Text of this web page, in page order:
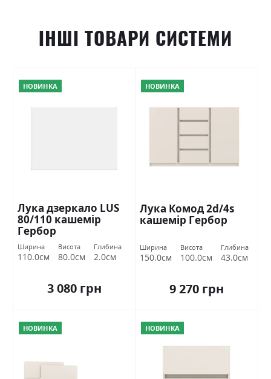
ІНШІ ТОВАРИ СИСТЕМИ
НОВИНКА
Лука дзеркало LUS
80/110 кашемір
Гербор
Ширина
110.0см
Висота
80.0см
Глибина
2.0см
3 080 грн
НОВИНКА
Лука Комод 2d/4s
кашемір Гербор
Ширина
150.0см
Висота
100.0см
Глибина
43.0см
9 270 грн
НОВИНКА НОВИНКА